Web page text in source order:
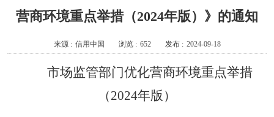
营商环境重点举措（2024年版）》的通知
来源 : 信用中国 浏览 : 652 发布 : 2024-09-18
市场监管部门优化营商环境重点举措
（2024年版）